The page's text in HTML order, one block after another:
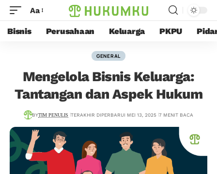
Aa
Bisnis Perusahaan Keluarga PKPU
GENERAL
Mengelola Bisnis Keluarga:
Tantangan dan Aspek Hukum
BYTIM PENULIS TERAKHIR DIPERBARUI MEI 13, 2025 7 MENIT BACA